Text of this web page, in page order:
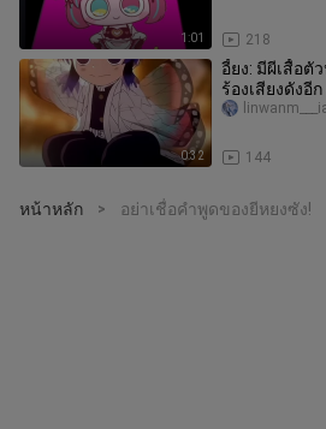
1:01 218
0:32
อี้ยง: มีผีเสื้อ
ร้องเสียงดัง
#เยียวยา #น่า
144
หน้าหลัก > อย่าเชื่อคำพูดของยีหยงซัง!